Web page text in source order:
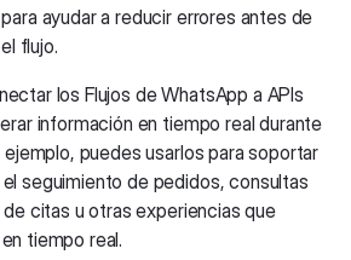
ayudar a reducir errores antes de
flujo.
los Flujos de WhatsApp a APIs
información en tiempo real durante
puedes usarlos para soportar
seguimiento de pedidos, consultas
citas u otras experiencias que
tiempo real.